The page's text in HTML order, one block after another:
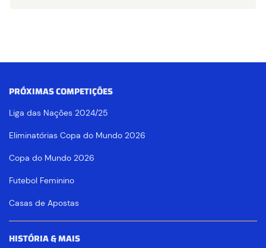
PRÓXIMAS COMPETIÇÕES
Liga das Nações 2024/25
Eliminatórias Copa do Mundo 2026
Copa do Mundo 2026
Futebol Feminino
Casas de Apostas
HISTÓRIA & MAIS